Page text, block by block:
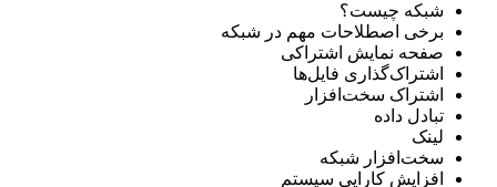
شبکه چیست؟
برخی اصطلاحات مهم در شبکه
صفحه نمایش اشتراکی
اشتراک‌گذاری فایل‌ها
اشتراک سخت‌افزار
تبادل داده
لینک
سخت‌افزار شبکه
افزایش کارایی سیستم